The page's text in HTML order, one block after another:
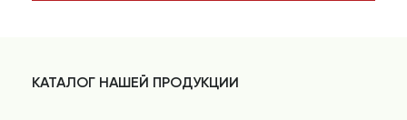
КАТАЛОГ НАШЕЙ ПРОДУКЦИИ